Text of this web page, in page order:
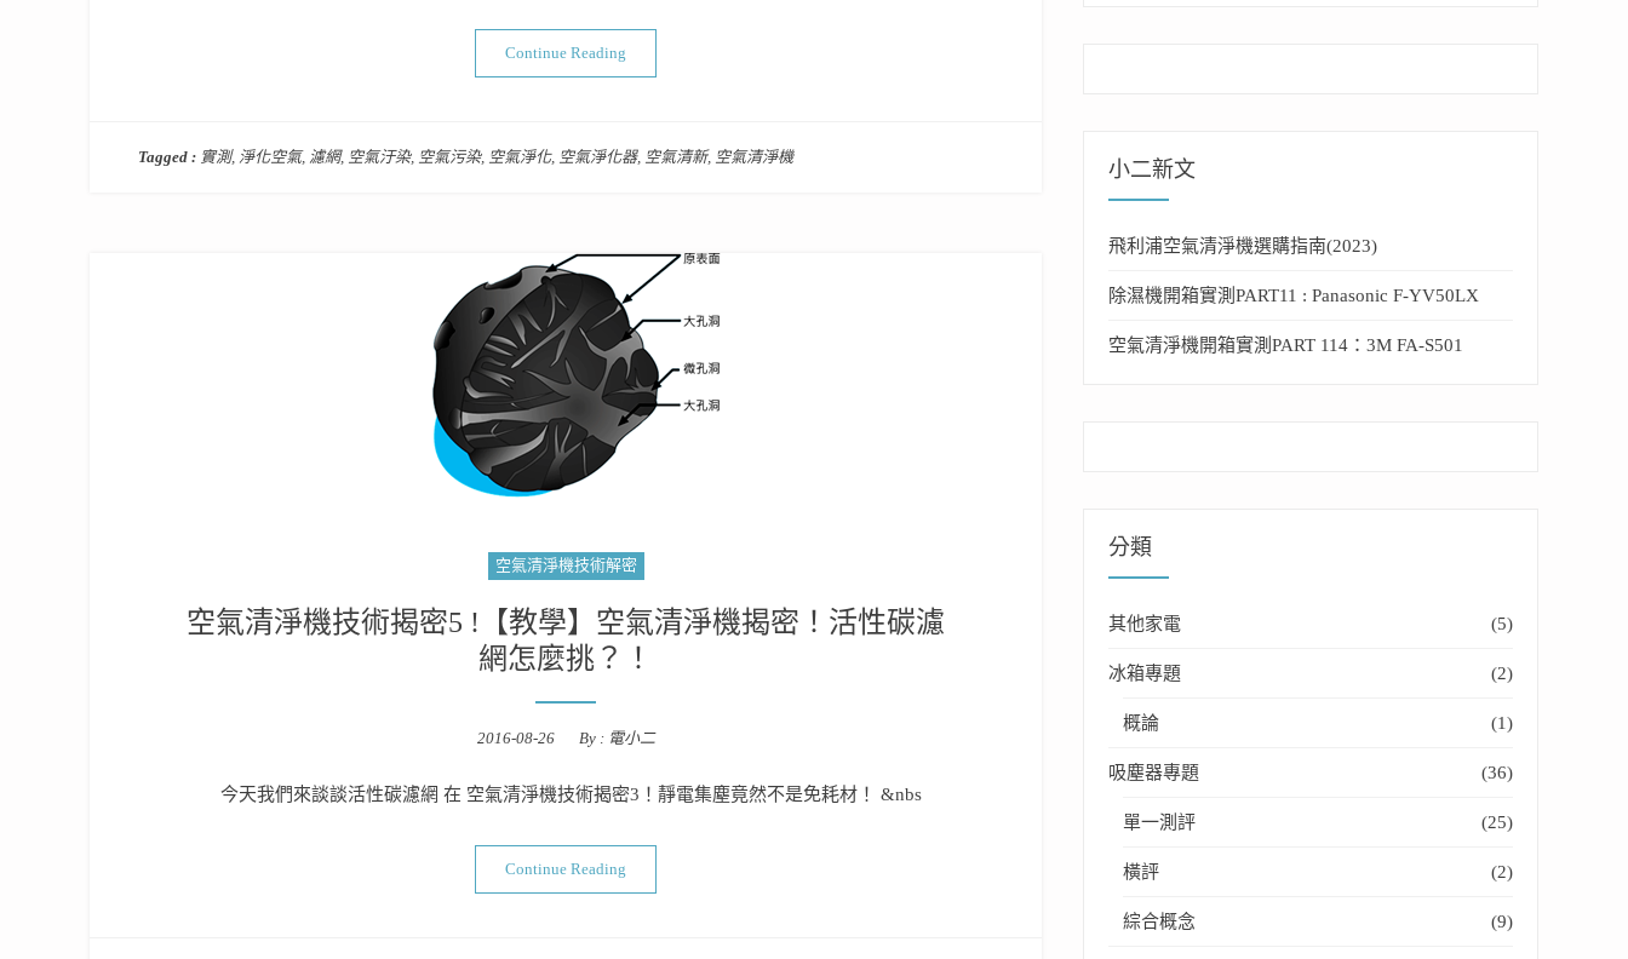
Continue Reading
Tagged : 實測, 淨化空氣, 濾網, 空氣汙染, 空氣污染, 空氣淨化, 空氣淨化器, 空氣清新, 空氣清淨機
空氣清淨機技術解密
空氣清淨機技術揭密5 !【教學】空氣清淨機揭密！活性碳濾
網怎麼挑？！
Posted
2016-08-26 By : 電小二
今天我們來談談活性碳濾網 在 空氣清淨機技術揭密3！靜電集塵竟然不是免耗材！ &nbs
Continue Reading “空氣清淨機技術揭密5 !【教學】空氣清淨機揭密！活性碳濾網怎麼挑？！”
小二新文
飛利浦空氣清淨機選購指南(2023)
除濕機開箱實測PART11 : Panasonic F-YV50LX
空氣清淨機開箱實測PART 114：3M FA-S501
分類
其他家電 (5)
冰箱專題 (2)
概論 (1)
吸塵器專題 (36)
單一測評 (25)
橫評 (2)
綜合概念 (9)